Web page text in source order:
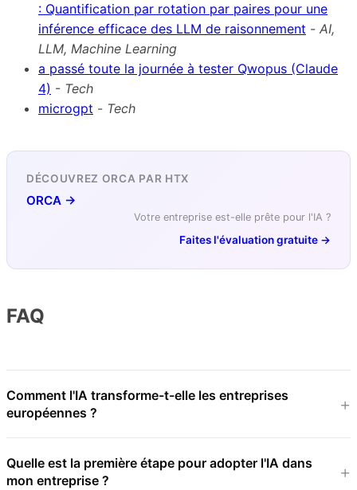
: Quantification par rotation par paires pour une
inférence efficace des LLM de raisonnement - AI,
LLM, Machine Learning
a passé toute la journée à tester Qwopus (Claude
4) - Tech
microgpt - Tech
DÉCOUVREZ ORCA PAR HTX
ORCA →
Votre entreprise est-elle prête pour l'IA ?
Faites l'évaluation gratuite →
FAQ
Comment l'IA transforme-t-elle les entreprises
européennes ?
Quelle est la première étape pour adopter l'IA dans
mon entreprise ?